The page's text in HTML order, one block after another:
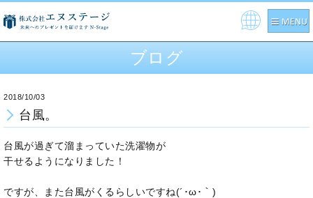
ブログ
2018/10/03
台風。
台風が過ぎて溜まっていた洗濯物が
干せるようになりました！
ですが、また台風がくるらしいですね(´･ω･｀)